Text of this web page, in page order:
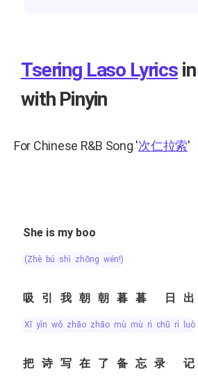
Tsering Laso Lyricsin
with Pinyin
For Chinese R&B Song '次仁拉索'
She is my boo
(zhè bú shì zhōng wén!)
吸引我朝朝暮暮 日
xī yǐn wǒ zhāo zhāo mù mù rì chū rì luò
把诗写在了备忘录